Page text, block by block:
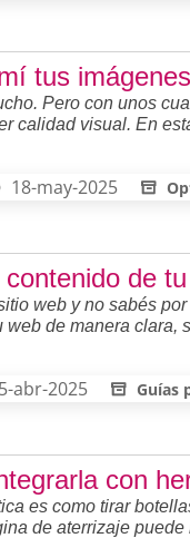
tus
Pero con unos
calidad visual. En
18-may-2025
de
web y no sabés
de manera
abr-2025 Guías
con
es como tirar
de aterrizaje